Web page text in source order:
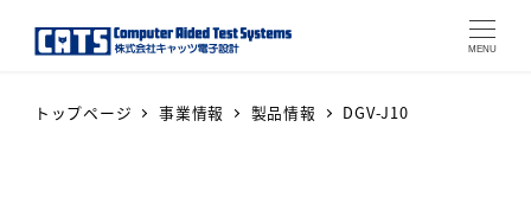
MENU
トップページ 事業情報 製品情報 DGV-J10